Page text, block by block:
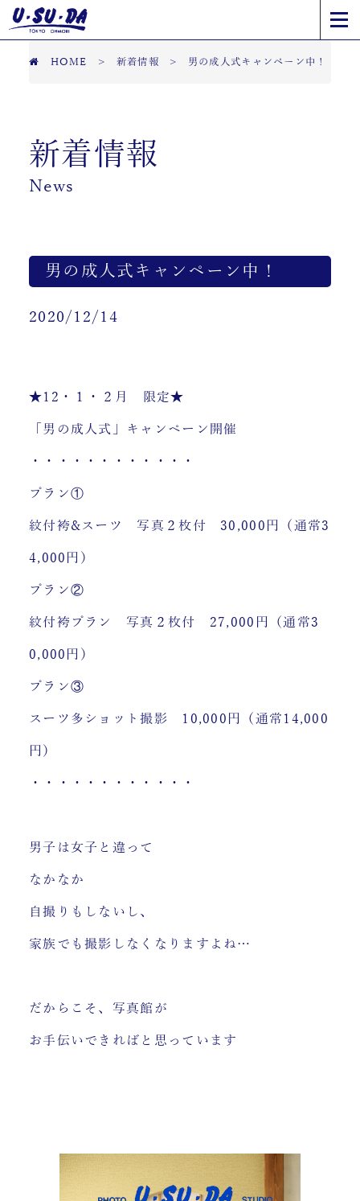
HOME > 新着情報 > 男の成人式キャンペーン中！
新着情報
News
男の成人式キャンペーン中！
2020/12/14
★12・１・２月 限定★
「男の成人式」キャンペーン開催
・・・・・・・・・・・・
プラン①
紋付袴&スーツ 写真２枚付 30,000円（通常3
4,000円）
プラン②
紋付袴プラン 写真２枚付 27,000円（通常3
0,000円）
プラン③
スーツ多ショット撮影 10,000円（通常14,000
円）
・・・・・・・・・・・・
男子は女子と違って
なかなか
自撮りもしないし、
家族でも撮影しなくなりますよね…
だからこそ、写真館が
お手伝いできればと思っています